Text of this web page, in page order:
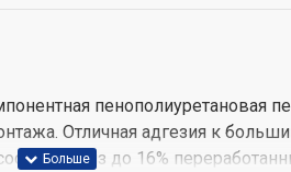
пенополиуретановая
Отличная адгезия к
из до 16%